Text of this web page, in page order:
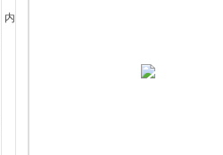
部耙式搅拌